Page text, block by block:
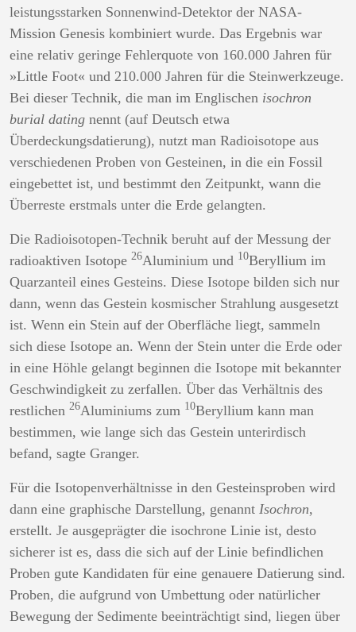
leistungsstarken Sonnenwind-Detektor der NASA-
Mission Genesis kombiniert wurde. Das Ergebnis war
eine relativ geringe Fehlerquote von 160.000 Jahren für
»Little Foot« und 210.000 Jahren für die Steinwerkzeuge.
Bei dieser Technik, die man im Englischen isochron
burial dating nennt (auf Deutsch etwa
Überdeckungsdatierung), nutzt man Radioisotope aus
verschiedenen Proben von Gesteinen, in die ein Fossil
eingebettet ist, und bestimmt den Zeitpunkt, wann die
Überreste erstmals unter die Erde gelangten.
Die Radioisotopen-Technik beruht auf der Messung der
radioaktiven Isotope 26Aluminium und 10Beryllium im
Quarzanteil eines Gesteins. Diese Isotope bilden sich nur
dann, wenn das Gestein kosmischer Strahlung ausgesetzt
ist. Wenn ein Stein auf der Oberfläche liegt, sammeln
sich diese Isotope an. Wenn der Stein unter die Erde oder
in eine Höhle gelangt beginnen die Isotope mit bekannter
Geschwindigkeit zu zerfallen. Über das Verhältnis des
restlichen 26Aluminiums zum 10Beryllium kann man
bestimmen, wie lange sich das Gestein unterirdisch
befand, sagte Granger.
Für die Isotopenverhältnisse in den Gesteinsproben wird
dann eine graphische Darstellung, genannt Isochron,
erstellt. Je ausgeprägter die isochrone Linie ist, desto
sicherer ist es, dass die sich auf der Linie befindlichen
Proben gute Kandidaten für eine genauere Datierung sind.
Proben, die aufgrund von Umbettung oder natürlicher
Bewegung der Sedimente beeinträchtigt sind, liegen über